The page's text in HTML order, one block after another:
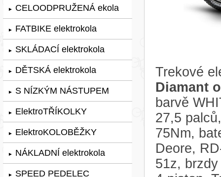
► CELOODPRUŽENÁ ekola
► FATBIKE elektrokola
► SKLÁDACÍ elektrokola
► DĚTSKÁ elektrokola
► S NÍZKÝM NÁSTUPEM
► ElektroTŘÍKOLKY
► ElektroKOLOBĚŽKY
► NÁKLADNÍ elektrokola
► SPEED PEDELEC
Trekové
Diamant
barvě
27,5
75Nm,
Deore,
51z,